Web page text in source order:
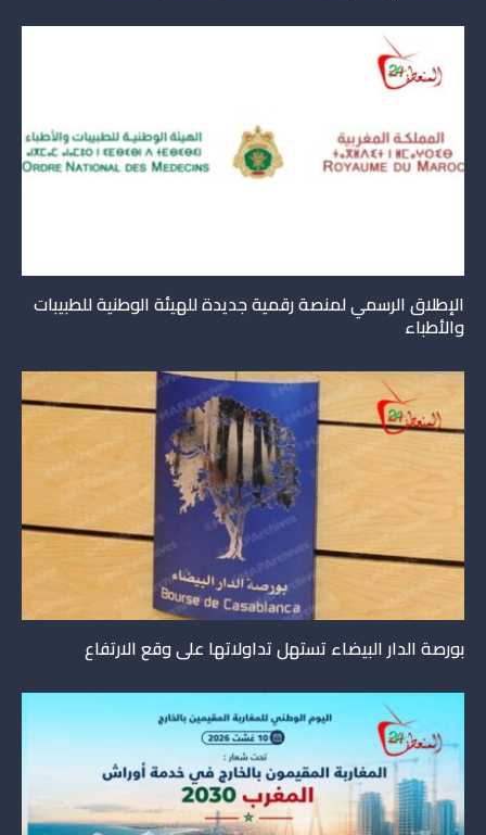
الإطلاق الرسمي لمنصة رقمية جديدة للهيئة الوطنية للطبيبات
والأطباء
بورصة الدار البيضاء تستهل تداولاتها على وقع الارتفاع